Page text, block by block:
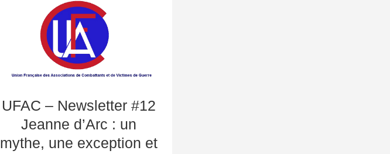
UFAC – Newsletter #12
Jeanne d’Arc : un
mythe, une exception et